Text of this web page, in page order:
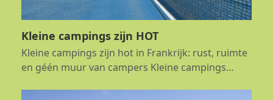
Kleine campings zijn HOT
Kleine campings zijn hot in Frankrijk: rust, ruimte
en géén muur van campers Kleine campings…